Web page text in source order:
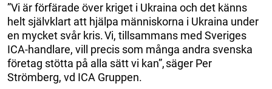
”Vi är förfärade över kriget i Ukraina och det känns
helt självklart att hjälpa människorna i Ukraina under
en mycket svår kris. Vi, tillsammans med Sveriges
ICA-handlare, vill precis som många andra svenska
företag stötta på alla sätt vi kan”, säger Per
Strömberg, vd ICA Gruppen.